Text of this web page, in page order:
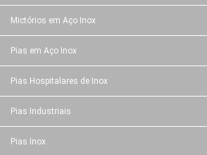
Mictórios em Aço Inox
Pias em Aço Inox
Pias Hospitalares de Inox
Pias Industriais
Pias Inox